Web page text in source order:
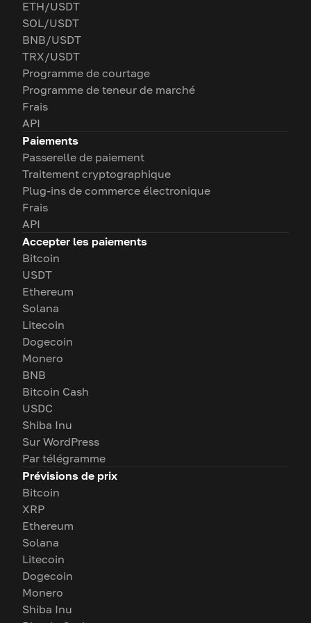
ETH/USDT
SOL/USDT
BNB/USDT
TRX/USDT
Programme de courtage
Programme de teneur de marché
Frais
API
Paiements
Passerelle de paiement
Traitement cryptographique
Plug-ins de commerce électronique
Frais
API
Accepter les paiements
Bitcoin
USDT
Ethereum
Solana
Litecoin
Dogecoin
Monero
BNB
Bitcoin Cash
USDC
Shiba Inu
Sur WordPress
Par télégramme
Prévisions de prix
Bitcoin
XRP
Ethereum
Solana
Litecoin
Dogecoin
Monero
Shiba Inu